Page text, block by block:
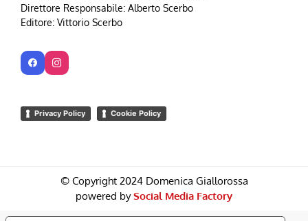
Direttore Responsabile: Alberto Scerbo
Editore: Vittorio Scerbo
Privacy Policy Cookie Policy
© Copyright 2024 Domenica Giallorossa
powered bySocial Media Factory